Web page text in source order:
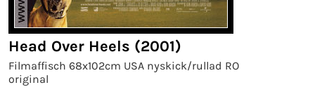
Head Over Heels (2001)
Filmaffisch 68x102cm USA nyskick/rullad RO
original